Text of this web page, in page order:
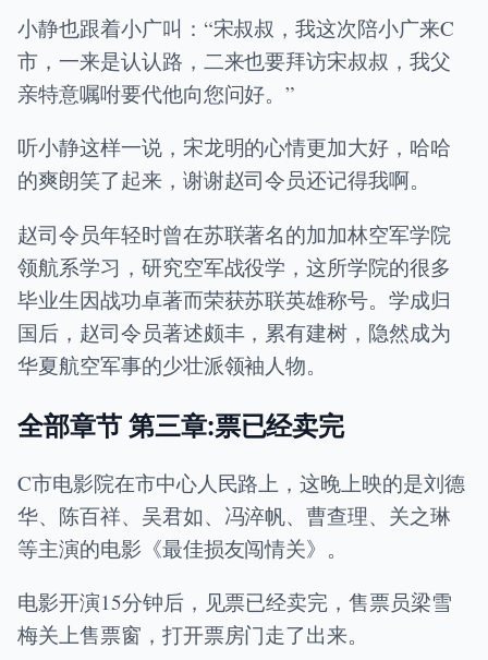
小静也跟着小广叫：“宋叔叔，我这次陪小广来C
市，一来是认认路，二来也要拜访宋叔叔，我父
亲特意嘱咐要代他向您问好。”
听小静这样一说，宋龙明的心情更加大好，哈哈
的爽朗笑了起来，谢谢赵司令员还记得我啊。
赵司令员年轻时曾在苏联著名的加加林空军学院
领航系学习，研究空军战役学，这所学院的很多
毕业生因战功卓著而荣获苏联英雄称号。学成归
国后，赵司令员著述颇丰，累有建树，隐然成为
华夏航空军事的少壮派领袖人物。
全部章节 第三章:票已经卖完
C市电影院在市中心人民路上，这晚上映的是刘德
华、陈百祥、吴君如、冯淬帆、曹查理、关之琳
等主演的电影《最佳损友闯情关》。
电影开演15分钟后，见票已经卖完，售票员梁雪
梅关上售票窗，打开票房门走了出来。